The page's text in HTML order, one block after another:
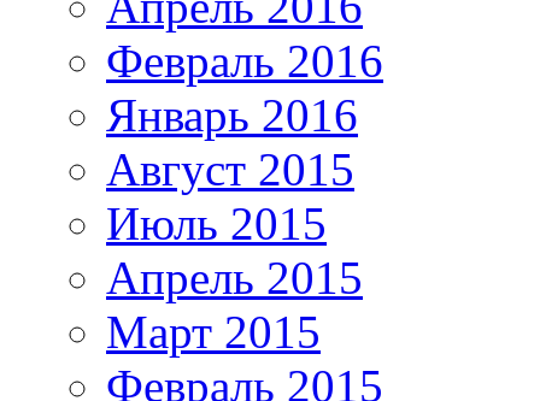
Февраль 2016
Январь 2016
Август 2015
Июль 2015
Апрель 2015
Март 2015
Февраль 2015